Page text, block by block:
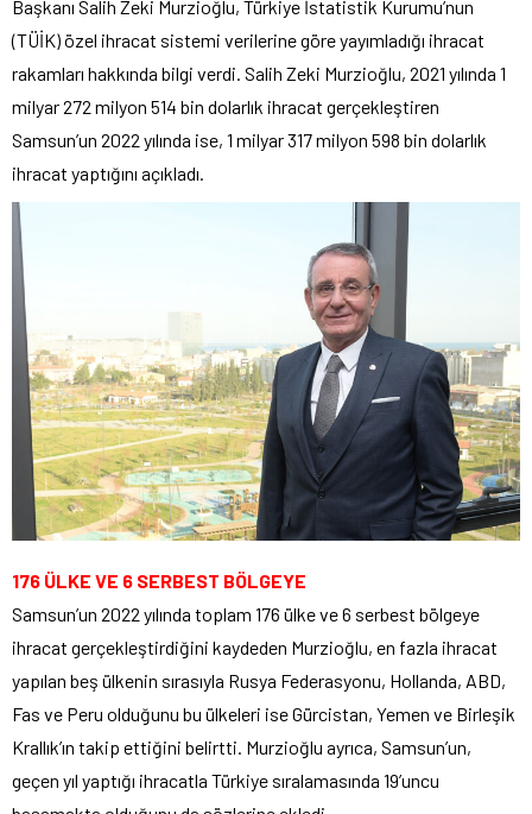
Başkanı Salih Zeki Murzioğlu, Türkiye İstatistik Kurumu’nun
(TÜİK) özel ihracat sistemi verilerine göre yayımladığı ihracat
rakamları hakkında bilgi verdi. Salih Zeki Murzioğlu, 2021 yılında 1
milyar 272 milyon 514 bin dolarlık ihracat gerçekleştiren
Samsun’un 2022 yılında ise, 1 milyar 317 milyon 598 bin dolarlık
ihracat yaptığını açıkladı.
176 ÜLKE VE 6 SERBEST BÖLGEYE
Samsun’un 2022 yılında toplam 176 ülke ve 6 serbest bölgeye
ihracat gerçekleştirdiğini kaydeden Murzioğlu, en fazla ihracat
yapılan beş ülkenin sırasıyla Rusya Federasyonu, Hollanda, ABD,
Fas ve Peru olduğunu bu ülkeleri ise Gürcistan, Yemen ve Birleşik
Krallık’ın takip ettiğini belirtti. Murzioğlu ayrıca, Samsun’un,
geçen yıl yaptığı ihracatla Türkiye sıralamasında 19’uncu